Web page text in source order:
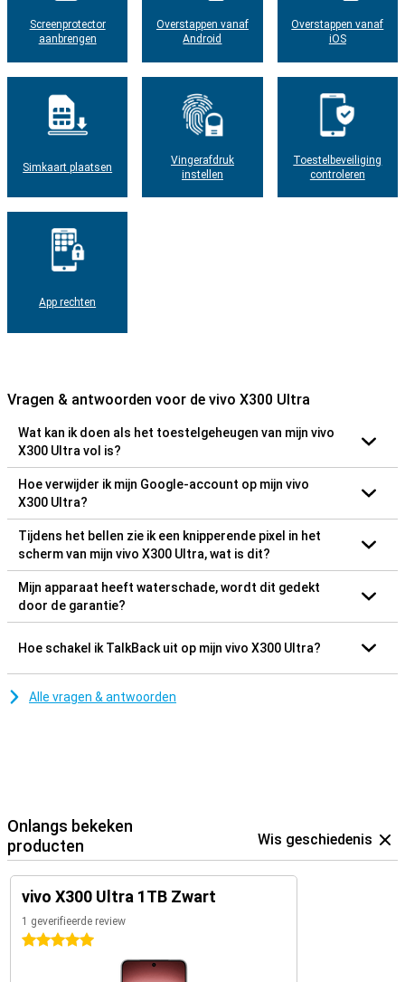
Screenprotector
aanbrengen
Overstappen vanaf
Android
Overstappen vanaf
iOS
Simkaart plaatsen
Vingerafdruk
instellen
Toestelbeveiliging
controleren
App rechten
Vragen & antwoorden voor de vivo X300 Ultra
Wat kan ik doen als het toestelgeheugen van mijn vivo
X300 Ultra vol is?
Hoe verwijder ik mijn Google-account op mijn vivo
X300 Ultra?
Tijdens het bellen zie ik een knipperende pixel in het
scherm van mijn vivo X300 Ultra, wat is dit?
Mijn apparaat heeft waterschade, wordt dit gedekt
door de garantie?
Hoe schakel ik TalkBack uit op mijn vivo X300 Ultra?
Alle vragen & antwoorden
Onlangs bekeken
producten
Wis geschiedenis
vivo X300 Ultra 1TB Zwart
1 geverifieerde review
5 sterren